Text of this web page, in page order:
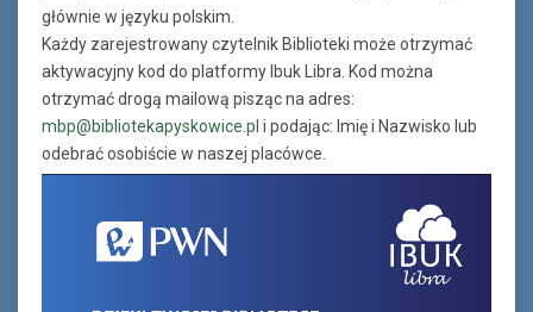
głównie w języku polskim.
Każdy zarejestrowany czytelnik Biblioteki może otrzymać
aktywacyjny kod do platformy Ibuk Libra. Kod można
otrzymać drogą mailową pisząc na adres:
mbp@bibliotekapyskowice.pl i podając: Imię i Nazwisko lub
odebrać osobiście w naszej placówce.